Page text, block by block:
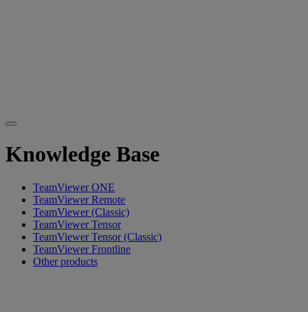
Knowledge Base
TeamViewer ONE
TeamViewer Remote
TeamViewer (Classic)
TeamViewer Tensor
TeamViewer Tensor (Classic)
TeamViewer Frontline
Other products